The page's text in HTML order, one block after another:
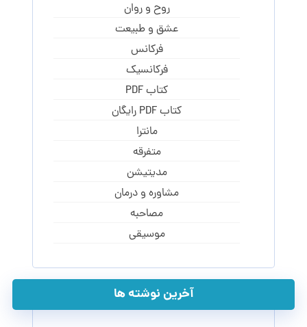
روح و روان
عشق و طبیعت
فرکانس
فرکانسیک
کتاب PDF
کتاب PDF رایگان
مانترا
متفرقه
مدیتیشن
مشاوره و درمان
مصاحبه
موسیقی
آخرین نوشته ها